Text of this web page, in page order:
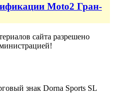
Moto2 Гран-
сайта разрешено
знак Dorna Sports SL